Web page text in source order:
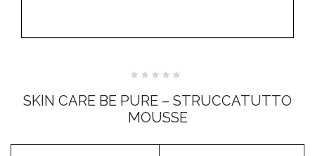
su
5
SKIN CARE BE PURE – STRUCCATUTTO
MOUSSE